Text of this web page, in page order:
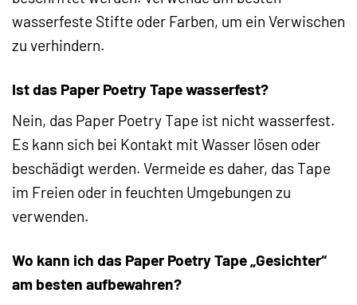
wasserfeste Stifte oder Farben, um ein Verwischen
zu verhindern.
Ist das Paper Poetry Tape wasserfest?
Nein, das Paper Poetry Tape ist nicht wasserfest.
Es kann sich bei Kontakt mit Wasser lösen oder
beschädigt werden. Vermeide es daher, das Tape
im Freien oder in feuchten Umgebungen zu
verwenden.
Wo kann ich das Paper Poetry Tape „Gesichter“
am besten aufbewahren?